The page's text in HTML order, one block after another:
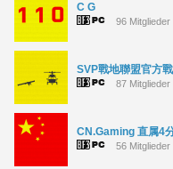
C G
96 Mitglieder
SVP戰地聯盟官方
87 Mitglieder
CN.Gaming 直属4
56 Mitglieder